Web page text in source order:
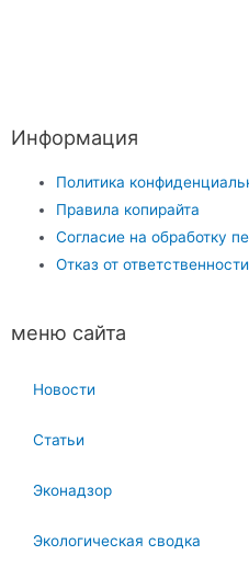
Информация
Политика
Правила копирайта
Согласие на обработку
Отказ от ответственности
меню сайта
Новости
Статьи
Эконадзор
Экологическая сводка